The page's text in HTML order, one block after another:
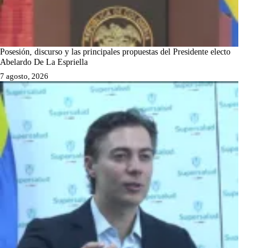
Posesión, discurso y las principales propuestas del Presidente electo
Abelardo De La Espriella
7 agosto, 2026